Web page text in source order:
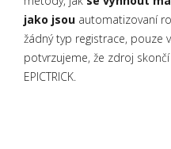
jako jsou automatizovaní
žádný typ registrace, pouze
potvrzujeme, že zdroj
EPICTRICK.